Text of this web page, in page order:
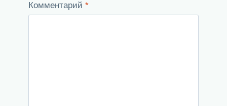
Комментарий *